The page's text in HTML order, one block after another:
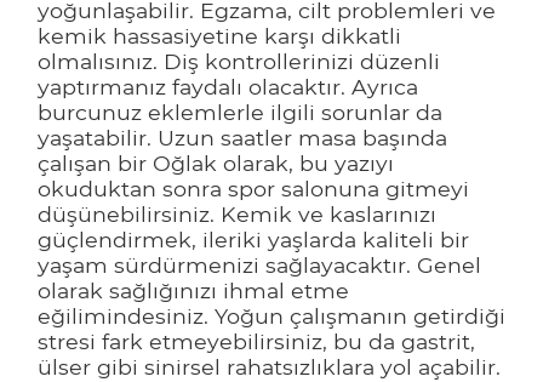
yoğunlaşabilir. Egzama, cilt problemleri ve
kemik hassasiyetine karşı dikkatli
olmalısınız. Diş kontrollerinizi düzenli
yaptırmanız faydalı olacaktır. Ayrıca
burcunuz eklemlerle ilgili sorunlar da
yaşatabilir. Uzun saatler masa başında
çalışan bir Oğlak olarak, bu yazıyı
okuduktan sonra spor salonuna gitmeyi
düşünebilirsiniz. Kemik ve kaslarınızı
güçlendirmek, ileriki yaşlarda kaliteli bir
yaşam sürdürmenizi sağlayacaktır. Genel
olarak sağlığınızı ihmal etme
eğilimindesiniz. Yoğun çalışmanın getirdiği
stresi fark etmeyebilirsiniz, bu da gastrit,
ülser gibi sinirsel rahatsızlıklara yol açabilir.